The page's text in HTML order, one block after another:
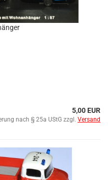
5,00 EUR
nach § 25a UStG zzgl. Versand